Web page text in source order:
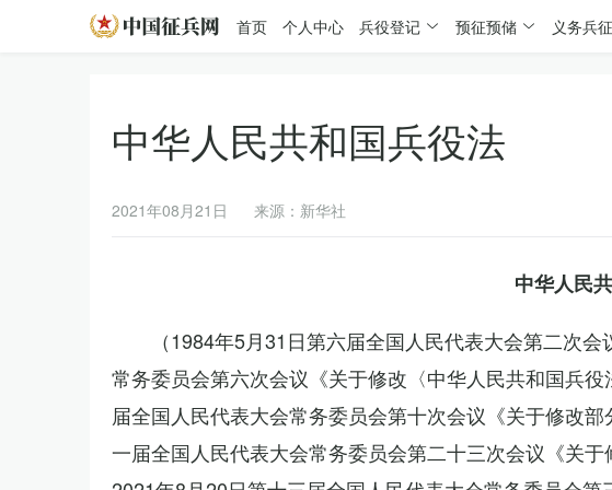
首页 个人中心 兵役登记 预征预储 义务兵
中华人民共和国兵役法
2021年08月21日 来源：新华社
中华人民
（1984年5月31日第六届全国人民代表大会第二次
常务委员会第六次会议《关于修改〈中华人民共和国兵
届全国人民代表大会常务委员会第十次会议《关于修改
一届全国人民代表大会常务委员会第二十三次会议《关